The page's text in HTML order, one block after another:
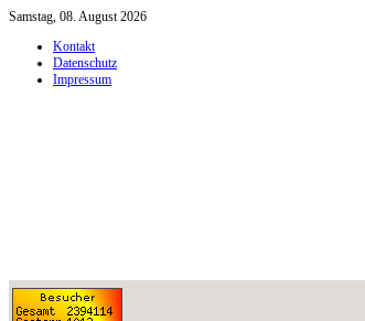
Samstag, 08. August 2026
Kontakt
Datenschutz
Impressum